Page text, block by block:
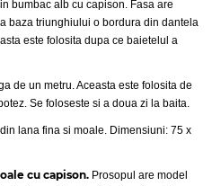
bumbac alb cu capison. Fasa are
baza triunghiului o bordura din dantela
este folosita dupa ce baietelul a
de un metru. Aceasta este folosita de
Se foloseste si a doua zi la baita.
lana fina si moale. Dimensiuni: 75 x
cu capison. Prosopul are model